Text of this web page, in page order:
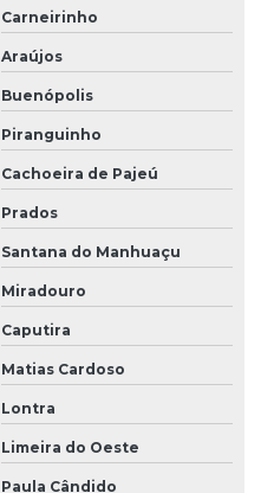
Carneirinho
Araújos
Buenópolis
Piranguinho
Cachoeira de Pajeú
Prados
Santana do Manhuaçu
Miradouro
Caputira
Matias Cardoso
Lontra
Limeira do Oeste
Paula Cândido